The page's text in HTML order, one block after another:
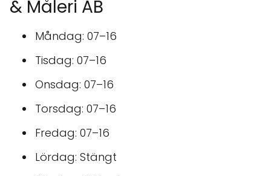
& Måleri AB
Måndag: 07–16
Tisdag: 07–16
Onsdag: 07–16
Torsdag: 07–16
Fredag: 07–16
Lördag: Stängt